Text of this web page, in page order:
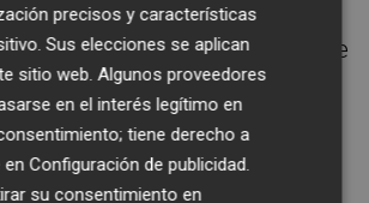
pendiente de que el titular
lo Mercantil número 2 tumbe
los otrora compañeros de
es el cuñado del
Carratalá quien asumió
la mercantil) el IVF no se
precisos y características
Sus elecciones se aplican
sitio web. Algunos proveedores
en el interés legítimo en
tiene derecho a
enConfiguración de publicidad
su consentimiento en